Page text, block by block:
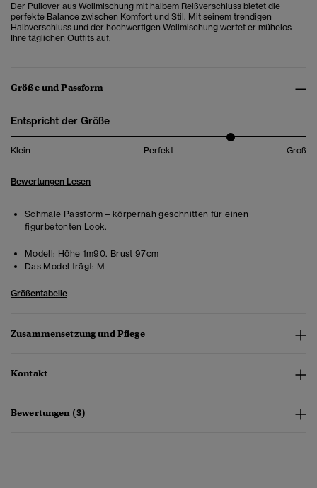
Der Pullover aus Wollmischung mit halbem Reißverschluss bietet die
perfekte Balance zwischen Komfort und Stil. Mit seinem trendigen
Halbverschluss und der hochwertigen Wollmischung wertet er mühelos
Ihre täglichen Outfits auf.
Größe und Passform
Entspricht der Größe
Klein Perfekt Groß
Bewertungen Lesen
Schmale Passform – körpernah geschnitten für einen
figurbetonten Look.
Modell: Höhe 1m90. Brust 97cm
Das Model trägt: M
Größentabelle
Zusammensetzung und Pflege
Kontakt
Bewertungen (3)